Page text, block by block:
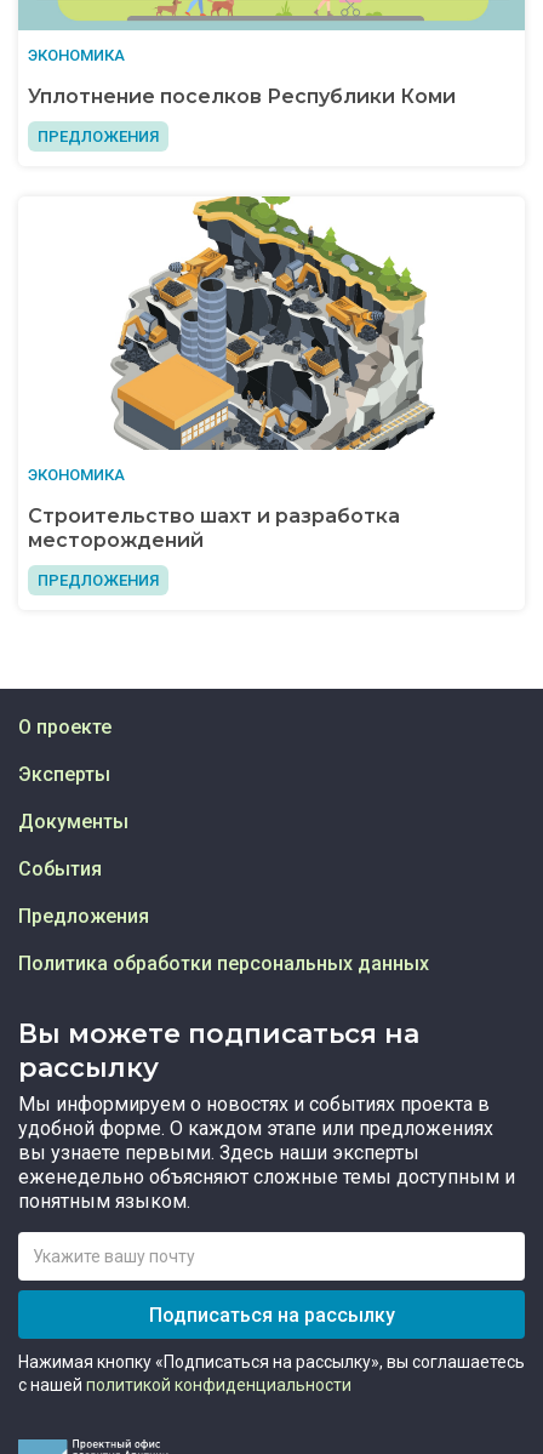
ЭКОНОМИКА
Уплотнение поселков Республики Коми
ПРЕДЛОЖЕНИЯ
ЭКОНОМИКА
Строительство шахт и разработка
месторождений
ПРЕДЛОЖЕНИЯ
Вы можете подписаться на
рассылку
Мы информируем о новостях и событиях проекта в
удобной форме. О каждом этапе или предложениях
вы узнаете первыми. Здесь наши эксперты
еженедельно объясняют сложные темы доступным и
понятным языком.
Подписаться на рассылку
Нажимая кнопку «Подписаться на рассылку», вы соглашаетесь
с нашей политикой конфиденциальности
О проекте
Эксперты
Документы
События
Предложения
Политика обработки персональных данных